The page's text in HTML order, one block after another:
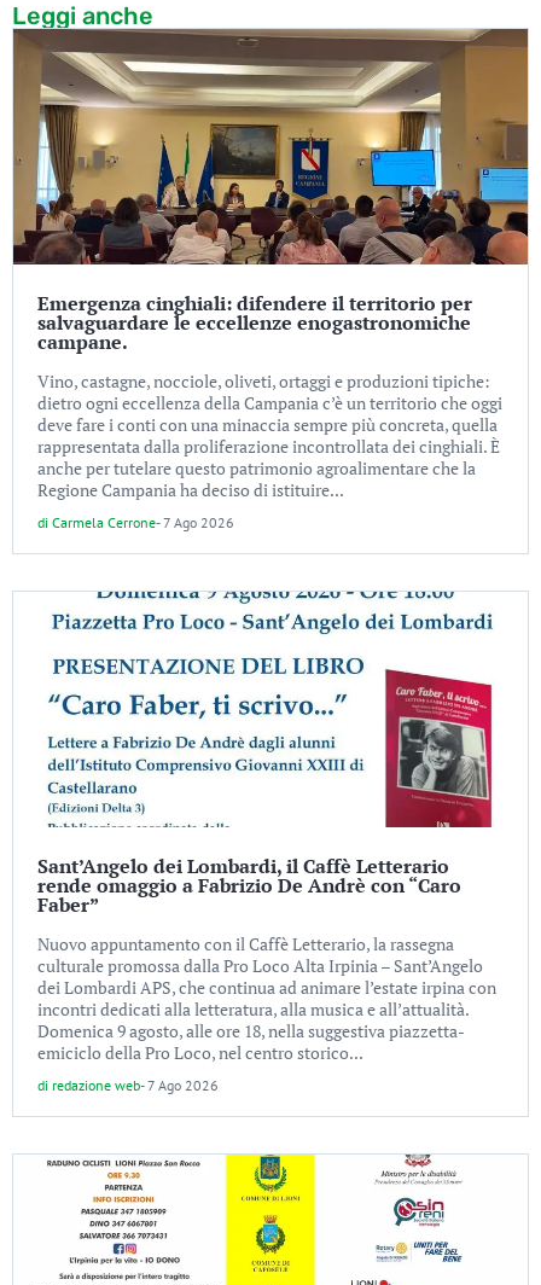
Leggi anche
Emergenza cinghiali: difendere il territorio per
salvaguardare le eccellenze enogastronomiche
campane.
Vino, castagne, nocciole, oliveti, ortaggi e produzioni tipiche:
dietro ogni eccellenza della Campania c’è un territorio che oggi
deve fare i conti con una minaccia sempre più concreta, quella
rappresentata dalla proliferazione incontrollata dei cinghiali. È
anche per tutelare questo patrimonio agroalimentare che la
Regione Campania ha deciso di istituire...
di Carmela Cerrone-7 Ago 2026
Sant’Angelo dei Lombardi, il Caffè Letterario
rende omaggio a Fabrizio De Andrè con “Caro
Faber”
Nuovo appuntamento con il Caffè Letterario, la rassegna
culturale promossa dalla Pro Loco Alta Irpinia – Sant’Angelo
dei Lombardi APS, che continua ad animare l’estate irpina con
incontri dedicati alla letteratura, alla musica e all’attualità.
Domenica 9 agosto, alle ore 18, nella suggestiva piazzetta-
emiciclo della Pro Loco, nel centro storico...
di redazione web-7 Ago 2026